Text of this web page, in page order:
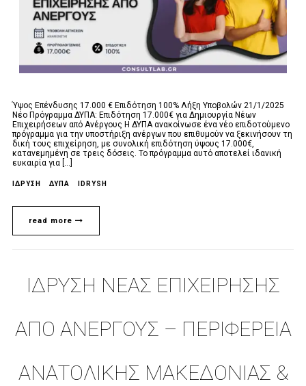
Ύψος Επένδυσης 17.000 € Επιδότηση 100% Λήξη Υποβολών 21/1/2025
Νέο Πρόγραμμα ΔΥΠΑ: Επιδότηση 17.000€ για Δημιουργία Νέων
Επιχειρήσεων από Ανέργους Η ΔΥΠΑ ανακοίνωσε ένα νέο επιδοτούμενο
πρόγραμμα για την υποστήριξη ανέργων που επιθυμούν να ξεκινήσουν τη
δική τους επιχείρηση, με συνολική επιδότηση ύψους 17.000€,
κατανεμημένη σε τρεις δόσεις. Το πρόγραμμα αυτό αποτελεί ιδανική
ευκαιρία για [...]
ΙΔΡΥΣΗ ΔΥΠΑ IDRYSH
read more
ΙΔΡΥΣΗ ΝΕΑΣ ΕΠΙΧΕΙΡΗΣΗΣ
ΑΠΟ ΑΝΕΡΓΟΥΣ – ΠΕΡΙΦΕΡΕΙΑ
ΑΝΑΤΟΛΙΚΗΣ ΜΑΚΕΔΟΝΙΑΣ &